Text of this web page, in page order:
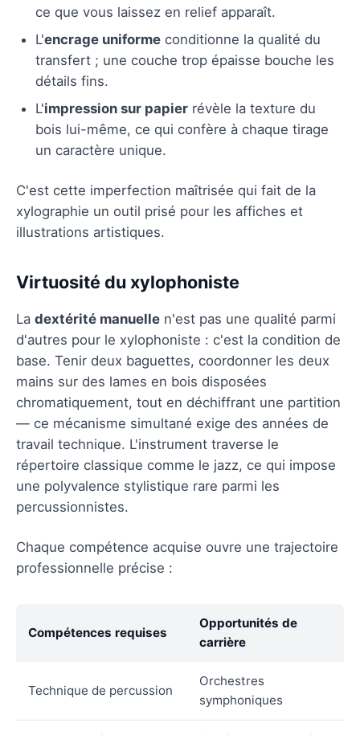
ce que vous laissez en relief apparaît.
L'encrage uniforme conditionne la qualité du
transfert ; une couche trop épaisse bouche les
détails fins.
L'impression sur papier révèle la texture du
bois lui-même, ce qui confère à chaque tirage
un caractère unique.
C'est cette imperfection maîtrisée qui fait de la
xylographie un outil prisé pour les affiches et
illustrations artistiques.
Virtuosité du xylophoniste
La dextérité manuelle n'est pas une qualité parmi
d'autres pour le xylophoniste : c'est la condition de
base. Tenir deux baguettes, coordonner les deux
mains sur des lames en bois disposées
chromatiquement, tout en déchiffrant une partition
— ce mécanisme simultané exige des années de
travail technique. L'instrument traverse le
répertoire classique comme le jazz, ce qui impose
une polyvalence stylistique rare parmi les
percussionnistes.
Chaque compétence acquise ouvre une trajectoire
professionnelle précise :
Compétences requises
Opportunités de
carrière
Technique de percussion
Orchestres
symphoniques